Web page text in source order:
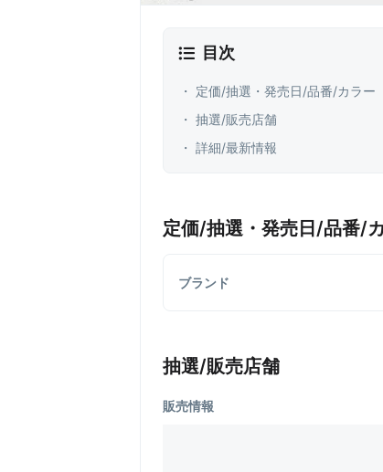
目次
・ 定価/抽選・発売日/品番/カラー
・ 抽選/販売店舗
・ 詳細/最新情報
定価/抽選・発売日/品番/
ブランド
抽選/販売店舗
販売情報